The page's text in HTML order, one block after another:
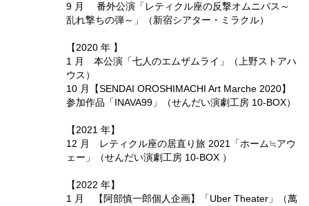
9 月 番外公演「レティクル座の反撃オムニバス～
乱れ撃ちの弾～」（新宿シアター・ミラクル）
【2020 年 】
1 月 本公演「七人のエムザムライ」（上野ストアハ
ウス）
10 月【SENDAI OROSHIMACHI Art Marche 2020】
参加作品「INAVA99」（せんだい演劇工房 10-BOX）
【2021 年】
12 月 レティクル座の居直り旅 2021「ホーム≒アウ
ェー」（せんだい演劇工房 10-BOX ）
【2022 年】
1 月 【阿部慎一郎個人企画】「Uber Theater」（萬